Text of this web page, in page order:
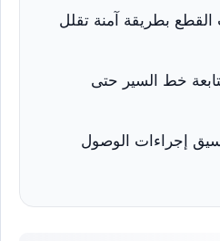
القطع بطريقة آمنة تقلل
خط السير حتى
إجراءات الوصول